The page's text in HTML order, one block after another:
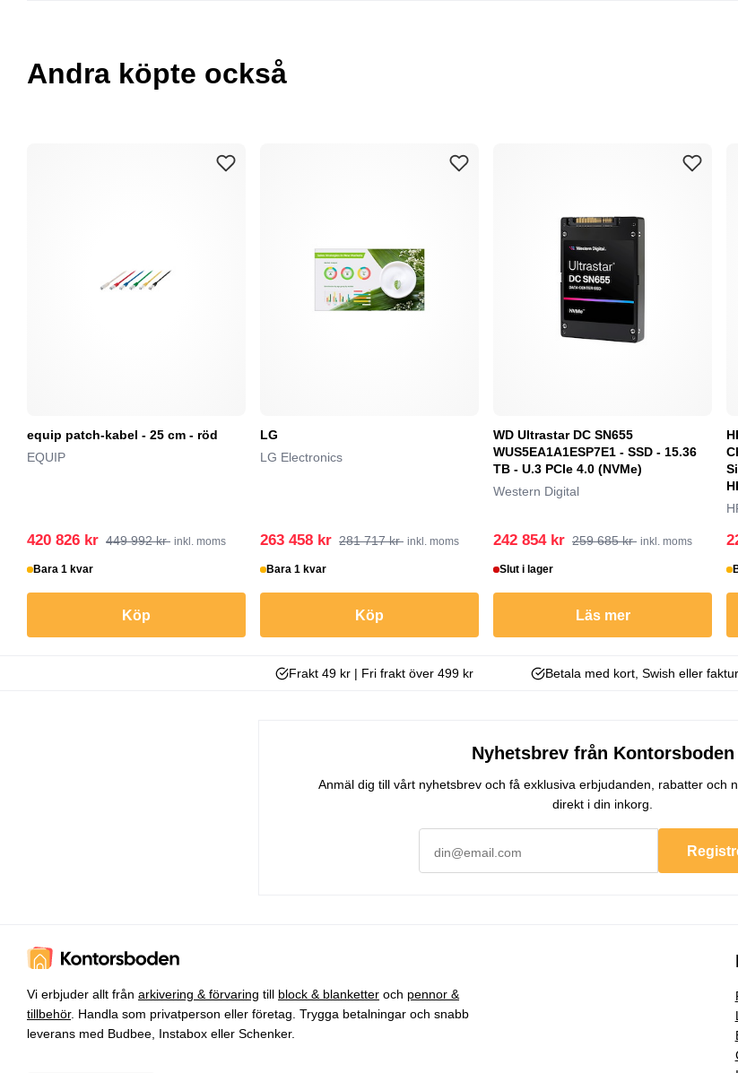
Andra köpte också
equip patch-kabel - 25 cm - röd
EQUIP
420 826 kr 449 992 kr inkl. moms
Bara 1 kvar
Köp
LG
LG Electronics
263 458 kr 281 717 kr inkl. moms
Bara 1 kvar
Köp
WD Ultrastar DC SN655
WUS5EA1A1ESP7E1 - SSD - 15.36
TB - U.3 PCIe 4.0 (NVMe)
Western Digital
242 854 kr 259 685 kr inkl. moms
Slut i lager
Läs mer
Frakt 49 kr | Fri frakt över 499 kr Betala med kort, Swish eller
Nyhetsbrev från Kontorsboden
Anmäl dig till vårt nyhetsbrev och få exklusiva erbjudanden, rabatter och
direkt i din inkorg.
Vi erbjuder allt från arkivering & förvaring till block & blanketter och pennor &
tillbehör. Handla som privatperson eller företag. Trygga betalningar och snabb
leverans med Budbee, Instabox eller Schenker.